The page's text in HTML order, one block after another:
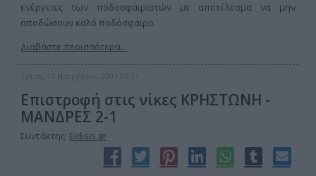
ενέργειες των ποδοσφαιριστών με αποτέλεσμα να μην
αποδώσουν καλό ποδόσφαιρο.
Διαβάστε περισσότερα...
Τρίτη, 13 Νοεμβρίου 2007 09:31
Επιστροφή στις νίκες ΚΡΗΣΤΩΝΗ -
ΜΑΝΔΡΕΣ 2-1
Συντάκτης: Eidisis.gr